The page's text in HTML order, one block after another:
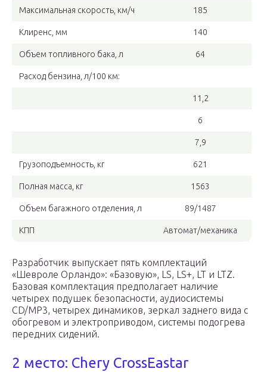
Максимальная скорость, км/ч 185
Клиренс, мм 140
Объем топливного бака, л 64
Расход бензина, л/100 км:
11,2
6
7,9
Грузоподъемность, кг 621
Полная масса, кг 1563
Объем багажного отделения, л 89/1487
КПП Автомат/механика
Разработчик выпускает пять комплектаций
«Шевроле Орландо»: «Базовую», LS, LS+, LT и LTZ.
Базовая комплектация предполагает наличие
четырех подушек безопасности, аудиосистемы
CD/MP3, четырех динамиков, зеркал заднего вида с
обогревом и электроприводом, системы подогрева
передних сидений.
2 место: Chery CrossEastar